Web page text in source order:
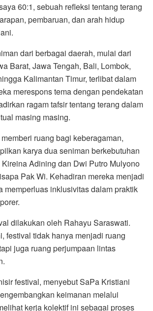
60:1, sebuah refleksi tentang terang
pembaruan, dan arah hidup
dari berbagai daerah, mulai dari
Barat, Jawa Tengah, Bali, Lombok,
Kalimantan Timur, terlibat dalam
merespons tema dengan pendekatan
ragam tafsir tentang terang dalam
masing masing.
ruang bagi keberagaman,
karya dua seniman berkebutuhan
Adining dan Dwi Putro Mulyono
Pak Wi. Kehadiran mereka menjadi
memperluas inklusivitas dalam praktik
dilakukan oleh Rahayu Saraswati.
festival tidak hanya menjadi ruang
juga ruang perjumpaan lintas
festival, menyebut SaPa Kristiani
keimanan melalui
kerja kolektif ini sebagai proses